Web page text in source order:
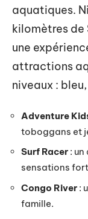
aquatiques.
kilomètres
une
attractions
niveaux :
Adventure
toboggans et
Surf Racer :
sensations
Congo River :
famille.